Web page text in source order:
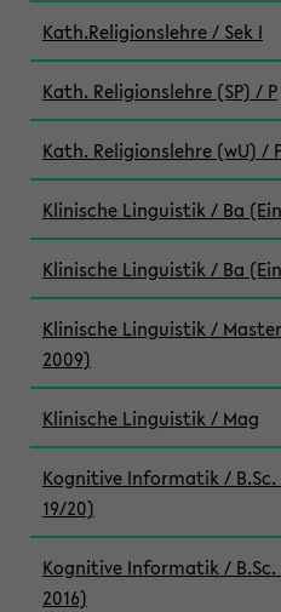
Kath.Religionslehre / Sek I
Kath. Religionslehre (SP) / P
Kath. Religionslehre (wU) /
Klinische Linguistik / Ba
Klinische Linguistik / Ba
Klinische Linguistik /
2009)
Klinische Linguistik / Mag
Kognitive Informatik / B.Sc.
19/20)
Kognitive Informatik / B.Sc.
2016)